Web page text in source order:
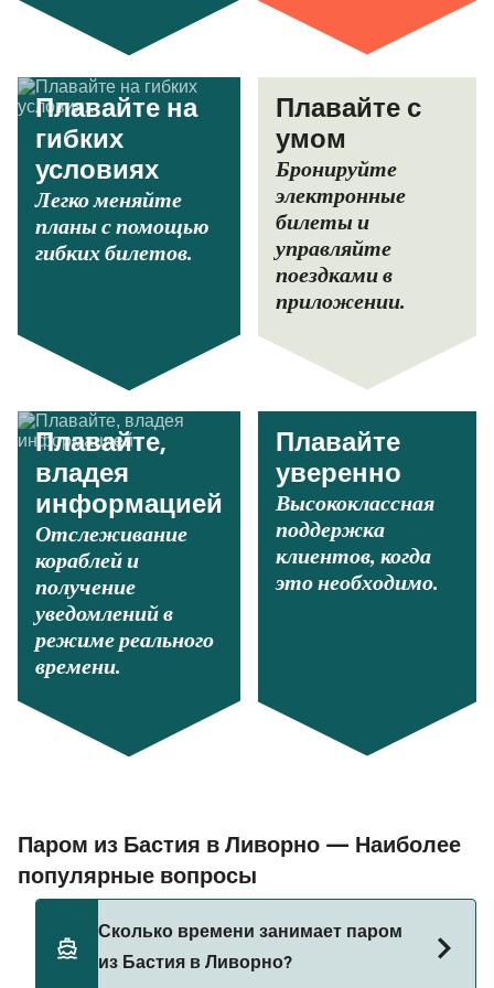
Плавайте на
гибких
условиях
Легко меняйте
планы с помощью
гибких билетов.
Плавайте с
умом
Бронируйте
электронные
билеты и
управляйте
поездками в
приложении.
Плавайте,
владея
информацией
Отслеживание
кораблей и
получение
уведомлений в
режиме реального
времени.
Плавайте
уверенно
Высококлассная
поддержка
клиентов, когда
это необходимо.
Паром из Бастия в Ливорно — Наиболее
популярные вопросы
Сколько времени занимает паром
из Бастия в Ливорно?